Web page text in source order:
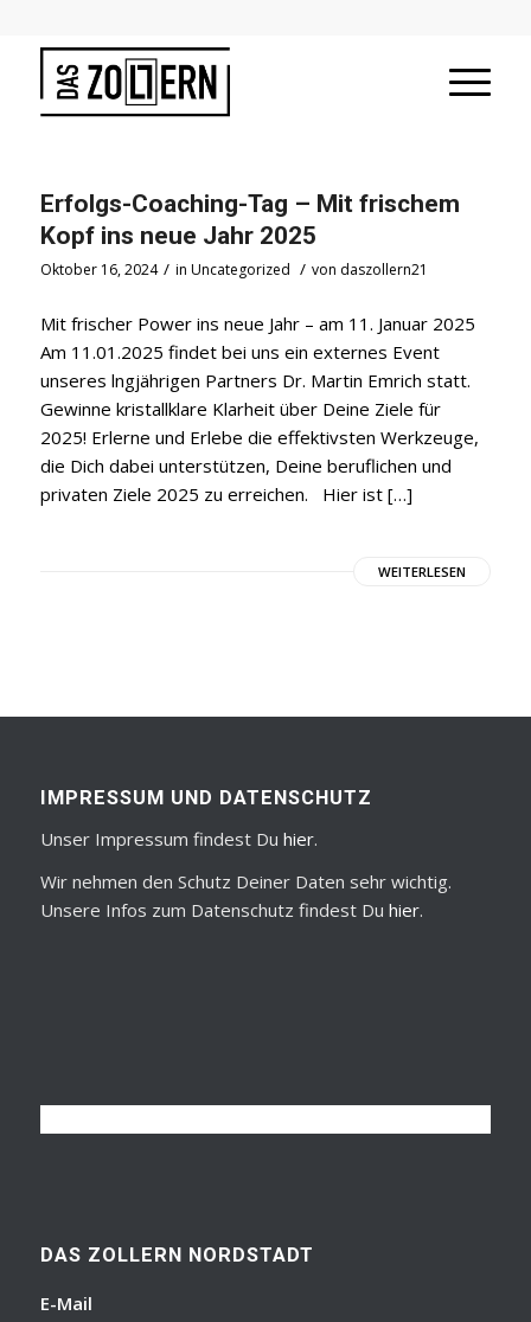
Erfolgs-Coaching-Tag – Mit frischem
Kopf ins neue Jahr 2025
Oktober 16, 2024 / in Uncategorized / von daszollern21
Mit frischer Power ins neue Jahr – am 11. Januar 2025
Am 11.01.2025 findet bei uns ein externes Event
unseres lngjährigen Partners Dr. Martin Emrich statt.
Gewinne kristallklare Klarheit über Deine Ziele für
2025! Erlerne und Erlebe die effektivsten Werkzeuge,
die Dich dabei unterstützen, Deine beruflichen und
privaten Ziele 2025 zu erreichen. Hier ist […]
WEITERLESEN
IMPRESSUM UND DATENSCHUTZ
Unser Impressum findest Du hier.
Wir nehmen den Schutz Deiner Daten sehr wichtig.
Unsere Infos zum Datenschutz findest Du hier.
DAS ZOLLERN NORDSTADT
E-Mail